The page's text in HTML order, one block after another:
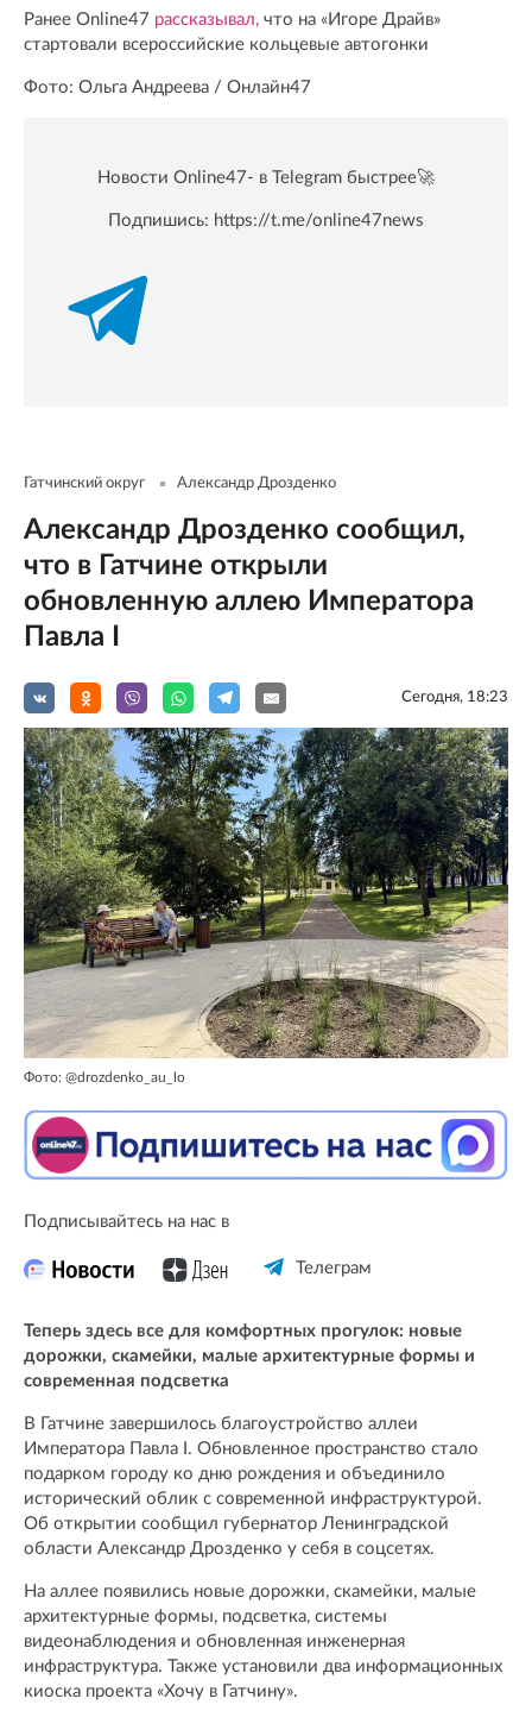
Ранее Online47 рассказывал, что на «Игоре Драйв»
стартовали всероссийские кольцевые автогонки
Фото: Ольга Андреева / Онлайн47
Новости Online47- в Telegram быстрее🚀
Подпишись: https://t.me/online47news
Гатчинский округ Александр Дрозденко
Александр Дрозденко сообщил,
что в Гатчине открыли
обновленную аллею Императора
Павла I
Сегодня, 18:23
Фото: @drozdenko_au_lo
Подписывайтесь на нас в
Телеграм
Теперь здесь все для комфортных прогулок: новые
дорожки, скамейки, малые архитектурные формы и
современная подсветка
В Гатчине завершилось благоустройство аллеи
Императора Павла I. Обновленное пространство стало
подарком городу ко дню рождения и объединило
исторический облик с современной инфраструктурой.
Об открытии сообщил губернатор Ленинградской
области Александр Дрозденко у себя в соцсетях.
На аллее появились новые дорожки, скамейки, малые
архитектурные формы, подсветка, системы
видеонаблюдения и обновленная инженерная
инфраструктура. Также установили два информационных
киоска проекта «Хочу в Гатчину».